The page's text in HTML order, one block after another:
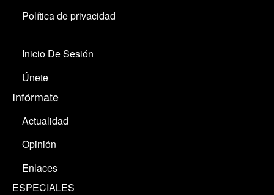
Política de privacidad
Inicio De Sesión
Únete
Infórmate
Actualidad
Opinión
Enlaces
ESPECIALES